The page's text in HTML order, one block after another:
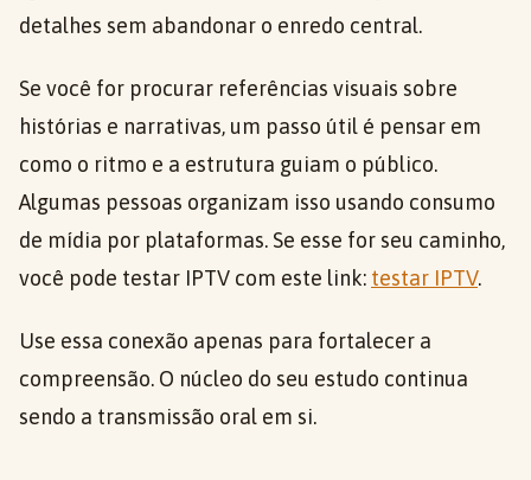
detalhes sem abandonar o enredo central.
Se você for procurar referências visuais sobre
histórias e narrativas, um passo útil é pensar em
como o ritmo e a estrutura guiam o público.
Algumas pessoas organizam isso usando consumo
de mídia por plataformas. Se esse for seu caminho,
você pode testar IPTV com este link: testar IPTV.
Use essa conexão apenas para fortalecer a
compreensão. O núcleo do seu estudo continua
sendo a transmissão oral em si.